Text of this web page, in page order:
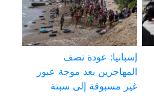
إسبانيا: عودة نصف
المهاجرين بعد موجة عبور
غير مسبوقة إلى سبتة